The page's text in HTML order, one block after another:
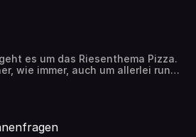
es um das Riesenthema Pizza.
wie immer, auch um allerlei rund
Backen am Holzofen. Dieses Mal
sogar soweit ab, dass sie
Und: Wahrscheinlich ist das die
ever. Viel Spaß!